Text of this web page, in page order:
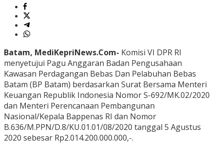
Batam, MediKepriNews.Com- Komisi VI DPR RI
menyetujui Pagu Anggaran Badan Pengusahaan
Kawasan Perdagangan Bebas Dan Pelabuhan Bebas
Batam (BP Batam) berdasarkan Surat Bersama Menteri
Keuangan Republik Indonesia Nomor S-692/MK.02/2020
dan Menteri Perencanaan Pembangunan
Nasional/Kepala Bappenas RI dan Nomor
B.636/M.PPN/D.8/KU.01.01/08/2020 tanggal 5 Agustus
2020 sebesar Rp2.014.200.000.000,-.